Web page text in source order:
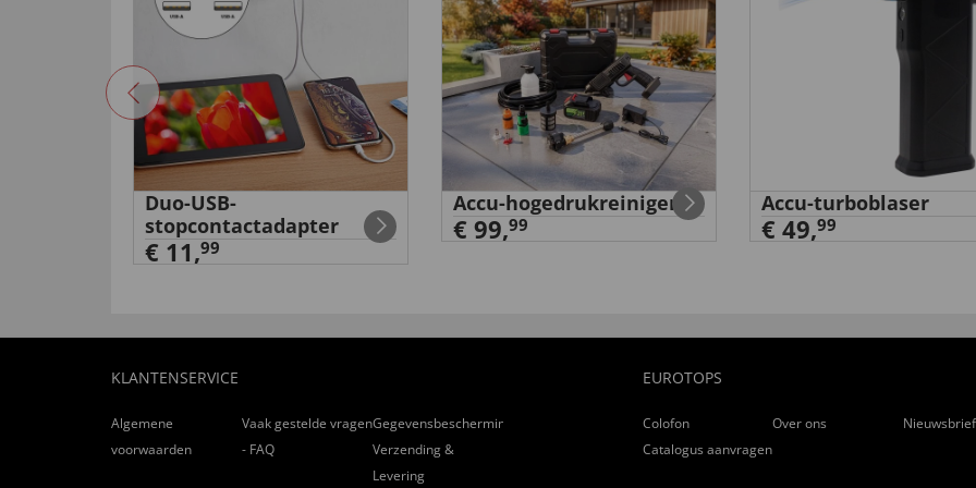
Duo-USB-
stopcontactadapter
€ 11,99
Accu-hogedrukreiniger
€ 99,99
Accu-turboblaser
€ 49,99
KLANTENSERVICE
Algemene
voorwaarden
Vaak gestelde vragen
- FAQ
Gegevensbescherming
Verzending &
Levering
EUROTOPS
Colofon Over ons
Nieuwsbrief
Catalogus aanvragen